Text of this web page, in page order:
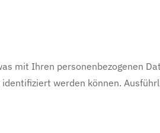
mit Ihren personenbezogenen
werden können.